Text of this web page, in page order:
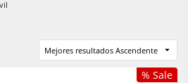
Mejores resultados Ascendente
% Sale